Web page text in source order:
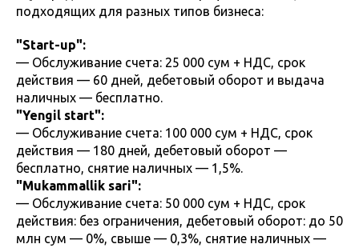
подходящих для разных типов бизнеса:
"Start-up":
— Обслуживание счета: 25 000 сум + НДС, срок
действия — 60 дней, дебетовый оборот и выдача
наличных — бесплатно.
"Yengil start":
— Обслуживание счета: 100 000 сум + НДС, срок
действия — 180 дней, дебетовый оборот —
бесплатно, снятие наличных — 1,5%.
"Mukammallik sari":
— Обслуживание счета: 50 000 сум + НДС, срок
действия: без ограничения, дебетовый оборот: до 50
млн сум — 0%, свыше — 0,3%, снятие наличных —